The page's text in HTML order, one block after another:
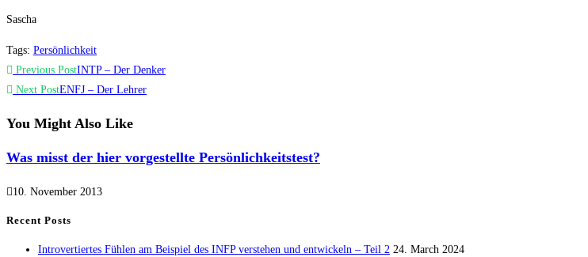
Sascha
Tags: Persönlichkeit
Read
more
articles
Previous PostINTP – Der Denker
Next PostENFJ – Der Lehrer
You Might Also Like
Was misst der hier vorgestellte Persönlichkeitstest?
10. November 2013
Recent Posts
Introvertiertes Fühlen am Beispiel des INFP verstehen und entwickeln – Teil 2 24. March 2024